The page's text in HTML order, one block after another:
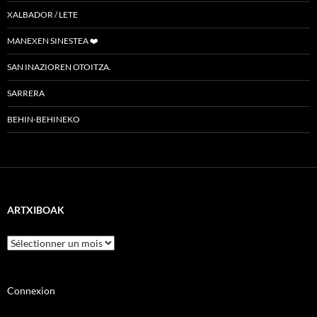
XALBADOR / LETE
MANEXEN SINESTEA ❤️
SAN INAZIOREN OTOITZA.
SARRERA
BEHIN-BEHINEKO
ARTXIBOAK
Artxiboak
Connexion